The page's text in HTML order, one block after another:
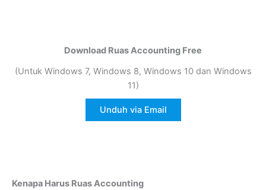
Download Ruas Accounting Free
(Untuk Windows 7, Windows 8, Windows 10 dan Windows
11)
Unduh via Email
Kenapa Harus Ruas Accounting